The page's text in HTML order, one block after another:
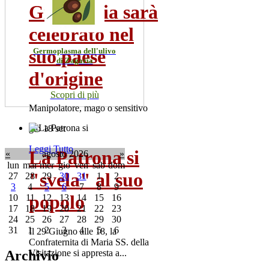
Gigi Scalia sarà
celebrato nel
suo paese
d'origine
Manipolatore, mago o sensitivo
gio 18 set
Leggi Tutto
La Patrona si
"svela" al suo
popolo
Il 29 Giugno alle 18, la
Confraternita di Maria SS. della
Visitazione si appresta a...
Germoplasma dell'ulivo
di Zagaria
Scopri di più
« agosto 2026
»
lun mar mer gio ven sab dom
27
28 29 30 31 1
2
3
4 5 6 7 8
9
10
11 12 13 14 15
16
17
18 19 20 21 22
23
24
25 26 27 28 29
30
31
1 2 3 4 5 6
Archivio